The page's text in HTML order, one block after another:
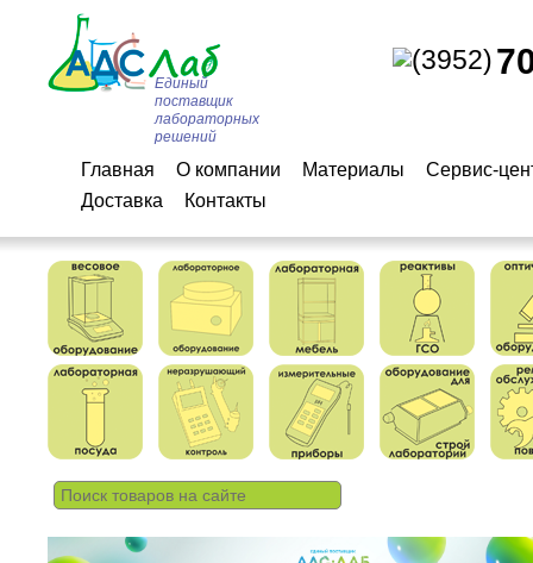
(3952)
Единый
поставщик
лабораторных
решений
Главная О компании Материалы
Сервис-
Доставка
Контакты